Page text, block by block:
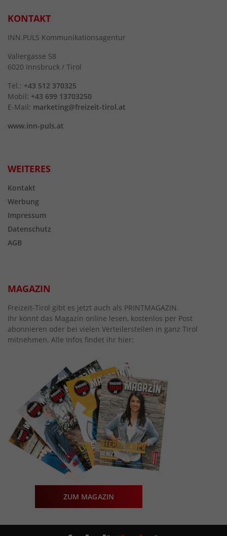
KONTAKT
INN.PULS Kommunikationsagentur
Valiergasse 58
6020 Innsbruck / Tirol
Tel.: +43 512 370325
Mobil: +43 699 13703250
E-Mail: marketing@freizeit-tirol.at
www.inn-puls.at
WEITERES
Kontakt
Werbung
Impressum
Datenschutz
AGB
MAGAZIN
Freizeit-Tirol gibt es jetzt auch als PRINTMAGAZIN.
Ihr könnt das Magazin online lesen, kostenlos per Post
abonnieren oder bei vielen Verteilerstellen in ganz Tirol
mitnehmen. Alle Infos findet ihr hier:
ZUM MAGAZIN